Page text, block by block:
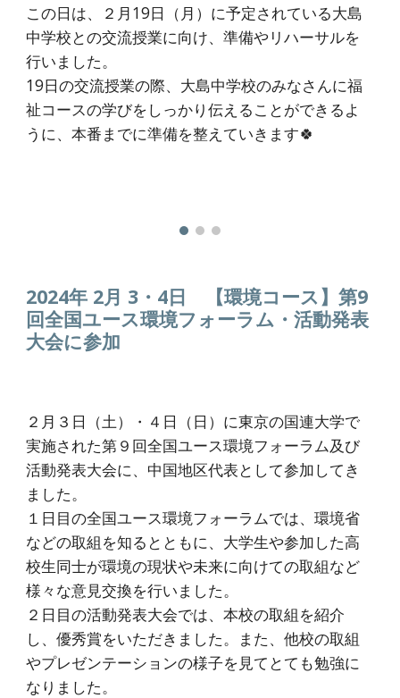
この日は、２月19日（月）に予定されている大島
中学校との交流授業に向け、準備やリハーサルを
行いました。
19日の交流授業の際、大島中学校のみなさんに福
祉コースの学びをしっかり伝えることができるよ
うに、本番までに準備を整えていきます🍀
2024年 2月 3 ・ 4日 【環境コース】第9
回全国ユース環境フォーラム・活動発表
大会に参加
２月３日（土）・４日（日）に東京の国連大学で
実施された第９回全国ユース環境フォーラム及び
活動発表大会に、中国地区代表として参加してき
ました。
１日目の全国ユース環境フォーラムでは、環境省
などの取組を知るとともに、大学生や参加した高
校生同士が環境の現状や未来に向けての取組など
様々な意見交換を行いました。
２日目の活動発表大会では、本校の取組を紹介
し、優秀賞をいただきました。また、他校の取組
やプレゼンテーションの様子を見てとても勉強に
なりました。